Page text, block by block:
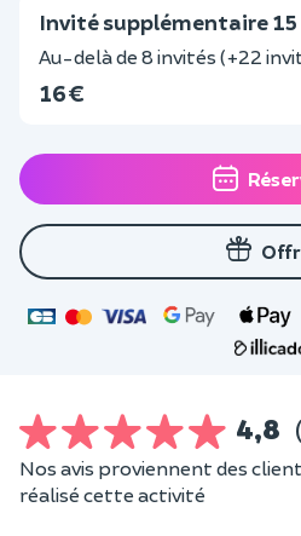
Invité supplémentaire 15
Au-delà de 8 invités (+22
16 €
4,8
Nos avis proviennent des
réalisé cette activité